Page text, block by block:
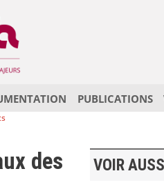
PUBLICATIONS
des
VOIR